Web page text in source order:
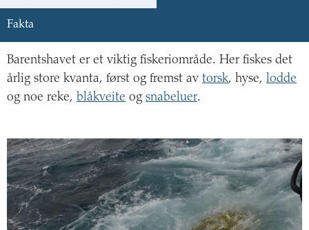
Fakta
Status og trend
Årsak til trendene
Om havindikatoren
Bunntråling i Barentshavet
Fakta
Barentshavet er et viktig fiskeriområde. Her fiskes det
årlig store kvanta, først og fremst av torsk, hyse, lodde
og noe reke, blåkveite og snabeluer.